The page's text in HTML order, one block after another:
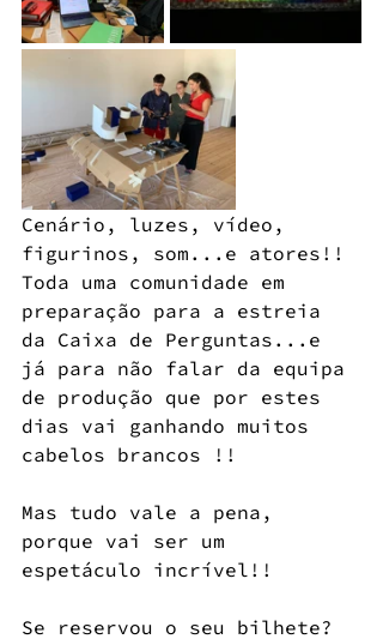
Cenário, luzes, vídeo,
figurinos, som...e atores!!
Toda uma comunidade em
preparação para a estreia
da Caixa de Perguntas...e
já para não falar da equipa
de produção que por estes
dias vai ganhando muitos
cabelos brancos !!
Mas tudo vale a pena,
porque vai ser um
espetáculo incrível!!
Se reservou o seu bilhete?